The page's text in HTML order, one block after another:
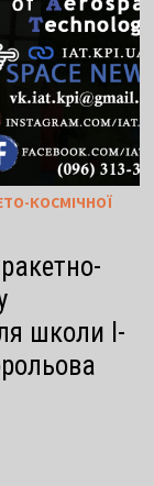
КОСМІЧНОЇ
школи І-